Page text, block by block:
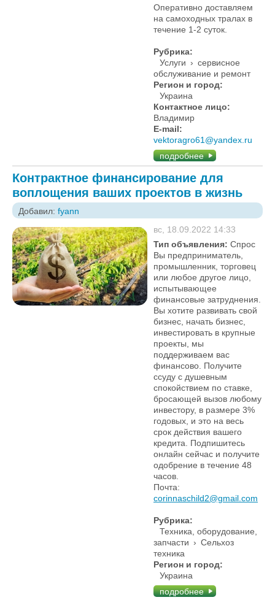
Оперативно доставляем
на самоходных тралах в
течение 1-2 суток.
Рубрика:
Услуги › сервисное
обслуживание и ремонт
Регион и город:
Украина
Контактное лицо:
Владимир
E-mail:
vektoragro61@yandex.ru
подробнее
Контрактное финансирование для
воплощения ваших проектов в жизнь
Добавил: fyann
вс, 18.09.2022 14:33
Тип объявления: Спрос
Вы предприниматель,
промышленник, торговец
или любое другое лицо,
испытывающее
финансовые затруднения.
Вы хотите развивать свой
бизнес, начать бизнес,
инвестировать в крупные
проекты, мы
поддерживаем вас
финансово. Получите
ссуду с душевным
спокойствием по ставке,
бросающей вызов любому
инвестору, в размере 3%
годовых, и это на весь
срок действия вашего
кредита. Подпишитесь
онлайн сейчас и получите
одобрение в течение 48
часов.
Почта:
corinnaschild2@gmail.com
Рубрика:
Техника, оборудование,
запчасти › Сельхоз
техника
Регион и город:
Украина
подробнее